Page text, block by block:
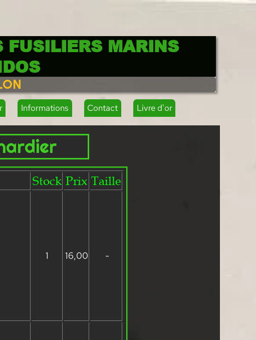
MARINS
Informations Contact Livre d'or
Stock Prix Taille
1 16,00 -